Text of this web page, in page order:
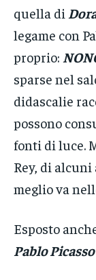
quella di
legame con
proprio:
sparse nel
didascalie
possono
fonti di luce.
Rey, di
meglio va
Esposto
Pablo